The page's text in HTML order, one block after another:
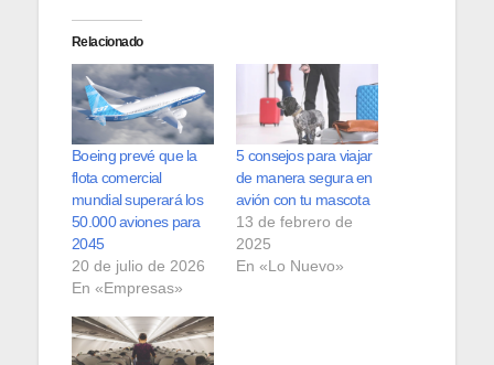
Relacionado
Boeing prevé que la
flota comercial
mundial superará los
50.000 aviones para
2045
20 de julio de 2026
En «Empresas»
5 consejos para viajar
de manera segura en
avión con tu mascota
13 de febrero de
2025
En «Lo Nuevo»